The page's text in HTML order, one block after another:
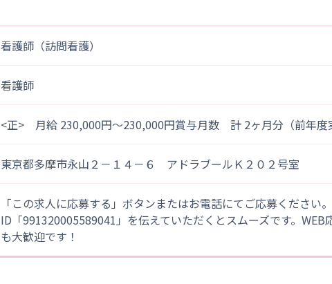
看護師（訪問看護）
看護師
<正> 月給 230,000円～230,000円賞与月数 計 2ヶ月分（前年度
東京都多摩市永山２－１４－６ アドラブールＫ２０２号室
「この求人に応募する」ボタンまたはお電話にてご応募ください
ID「991320005589041」を伝えていただくとスムーズです。WEB
も大歓迎です！